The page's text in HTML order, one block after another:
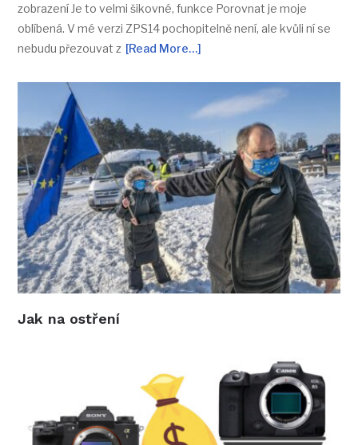
zobrazení Je to velmi šikovné, funkce Porovnat je moje
oblíbená. V mé verzi ZPS14 pochopitelně není, ale kvůli ní se
nebudu přezouvat z [Read More…]
Jak na ostření